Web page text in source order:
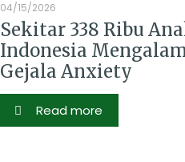
04/15/2026
Sekitar 338 Ribu
Indonesia
Gejala Anxiety
Read more